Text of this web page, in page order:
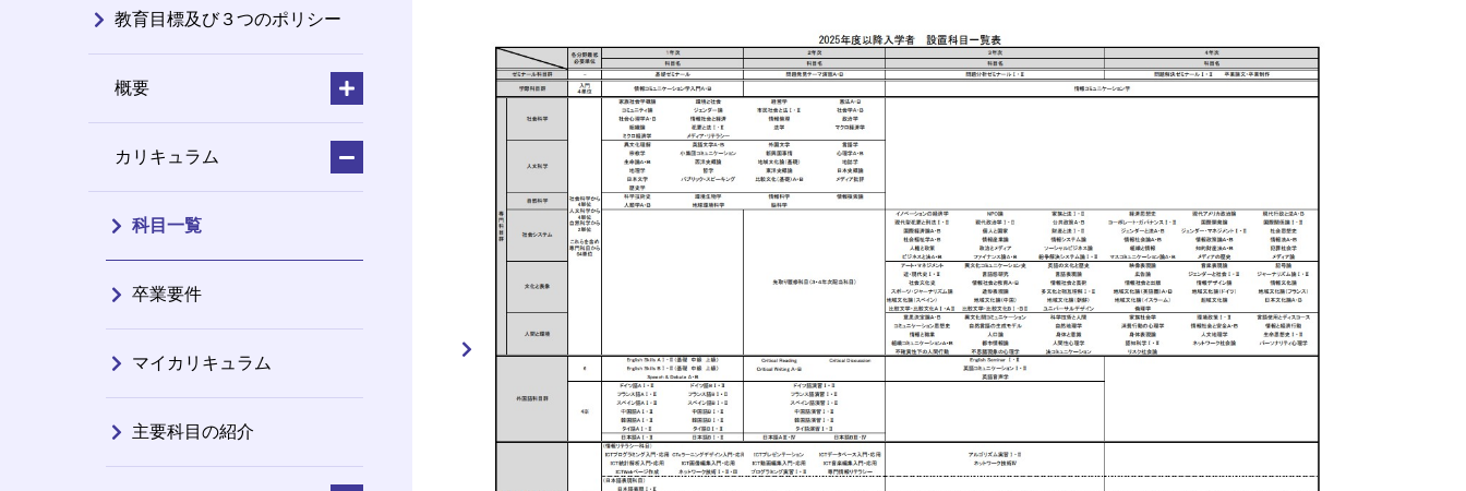
教育目標及び３つのポリシー
概要
カリキュラム
科目一覧
卒業要件
マイカリキュラム
主要科目の紹介